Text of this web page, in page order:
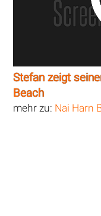
Stefan zeigt
Beach
mehr zu: Nai Harn